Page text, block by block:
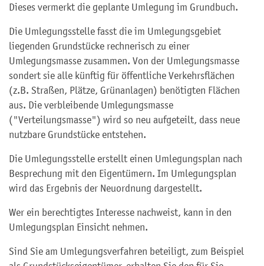
Dieses vermerkt die geplante Umlegung im Grundbuch.
Die Umlegungsstelle fasst die im Umlegungsgebiet
liegenden Grundstücke rechnerisch zu einer
Umlegungsmasse zusammen. Von der Umlegungsmasse
sondert sie alle künftig für öffentliche Verkehrsflächen
(z.B. Straßen, Plätze, Grünanlagen) benötigten Flächen
aus. Die verbleibende Umlegungsmasse
("Verteilungsmasse") wird so neu aufgeteilt, dass neue
nutzbare Grundstücke entstehen.
Die Umlegungsstelle erstellt einen Umlegungsplan nach
Besprechung mit den Eigentümern. Im Umlegungsplan
wird das Ergebnis der Neuordnung dargestellt.
Wer ein berechtigtes Interesse nachweist, kann in den
Umlegungsplan Einsicht nehmen.
Sind Sie am Umlegungsverfahren beteiligt, zum Beispiel